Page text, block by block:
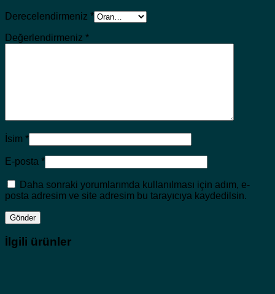
Derecelendirmeniz *
Değerlendirmeniz *
İsim *
E-posta *
Daha sonraki yorumlarımda kullanılması için adım, e-
posta adresim ve site adresim bu tarayıcıya kaydedilsin.
İlgili ürünler